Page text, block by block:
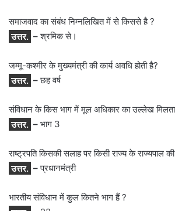
समाजवाद का संबंध निम्नलिखित में से किससे है ?
उत्तर. –श्रमिक से।
जम्मू-कश्मीर के मुख्यमंत्री की कार्य अवधि होती है?
उत्तर. –छह वर्ष
संविधान के किस भाग में मूल अधिकार का उल्लेख
उत्तर. – भाग 3
राष्ट्रपति किसकी सलाह पर किसी राज्य के राज्यपाल
उत्तर. –प्रधानमंत्री
भारतीय संविधान में कुल कितने भाग हैं ?